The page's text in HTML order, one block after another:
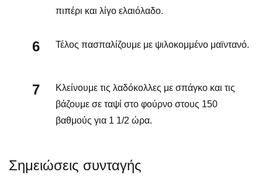
πιπέρι και λίγο ελαιόλαδο.
Τέλος πασπαλίζουμε με ψιλοκομμένο μαϊντανό.
Κλείνουμε τις λαδόκολλες με σπάγκο και τις
βάζουμε σε ταψί στο φούρνο στους 150
βαθμούς για 1 1/2 ώρα.
Σημειώσεις συνταγής